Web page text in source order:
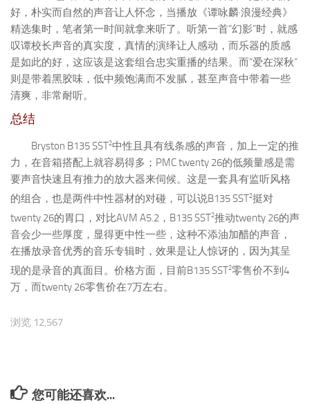
好，朴实而自然的声音让人怀念，当播放《谭咏麟·浪漫经典》
精选集时，笔者第一时间就拿来听了。听第一首“幻影”时，就感
叹谭校长声音的真实度，真情的演绎让人感动，而乐器的质感
是如此的好，这应该是这套组合忠实重播的结果。而“爱在深秋”
则是带着黑胶味，低中频饱满而不发腻，甚至声音中带着一些
清爽，非常耐听。
总结
Bryston B135 SST2中性且具有线条感的声音，加上一定的推
力，在音箱搭配上就容易得多；PMC twenty 26的低频量感是需
要声音快速且有推力的放大器来伺候。这是一套具有监听风格
的组合，也是两件中性器材的对碰，可以说B135 SST2挺对
twenty 26的胃口，对比AVM A5.2，B135 SST2推动twenty 26的声
音会少一些厚度，显得更中性一些，这种不添油加醋的声音，
在播放录音优秀的音乐专辑时，效果是让人惊讶的，因为其呈
现的是录音的真面目。价格方面，目前B135 SST2零售价不到4
万，而twenty 26零售价在7万左右。
浏览 12,567
您可能还喜欢...